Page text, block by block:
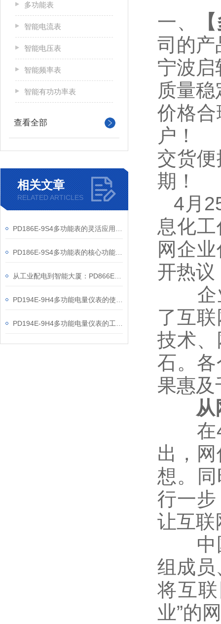
多功能表
智能电流表
智能电压表
智能频率表
智能有功功率表
查看全部
相关文章
RELATED ARTICLES
一、 【
司的产
宁波启
质量
价格
户！
交货
期！
4 月
息化
网企
开热议
企业
了互
技术
石。
果惠及
从网
在4
出，
想。
行一
让互联
中国
组成员
将互
业”的